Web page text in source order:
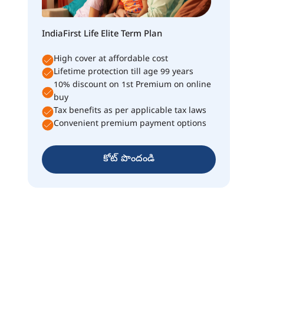
IndiaFirst Life Elite Term Plan
High cover at affordable cost
Lifetime protection till age 99 years
10% discount on 1st Premium on online
buy
Tax benefits as per applicable tax laws
Convenient premium payment options
కోట్ పొందండి